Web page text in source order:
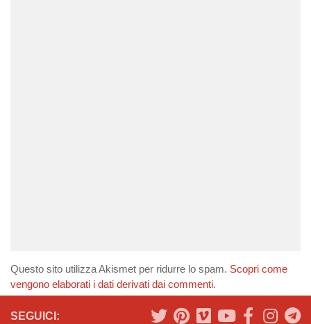
Questo sito utilizza Akismet per ridurre lo spam. Scopri come
vengono elaborati i dati derivati dai commenti.
SEGUICI: